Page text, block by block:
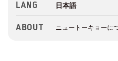
LANG
ABOUT ニュートーキョーに